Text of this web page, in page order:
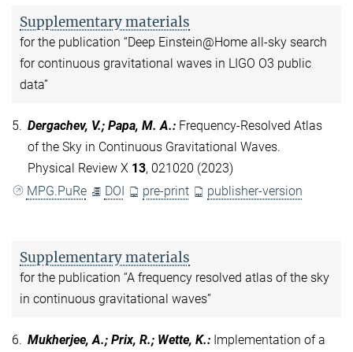
Supplementary materials
for the publication “Deep Einstein@Home all-sky search
for continuous gravitational waves in LIGO O3 public
data”
5. Dergachev, V.; Papa, M. A.: Frequency-Resolved Atlas
of the Sky in Continuous Gravitational Waves.
Physical Review X 13, 021020 (2023)
MPG.PuRe
DOI pre-print publisher-version
Supplementary materials
for the publication “A frequency resolved atlas of the sky
in continuous gravitational waves”
6. Mukherjee, A.; Prix, R.; Wette, K.: Implementation of a